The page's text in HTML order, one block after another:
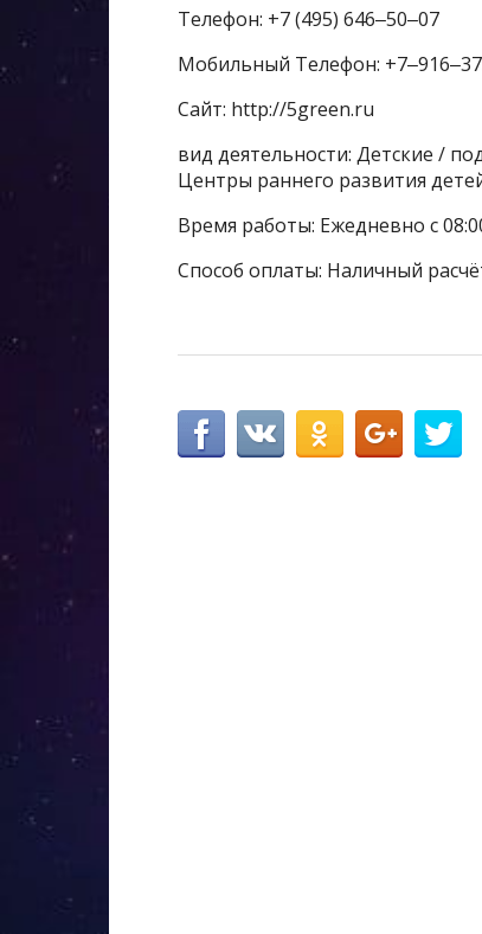
Телефон: +7 (495) 646‒50‒07
Мобильный Телефон:
Сайт: http://5green.ru
вид деятельности: Детские /
Центры раннего развития
Время работы: Ежедневно с
Способ оплаты: Наличный